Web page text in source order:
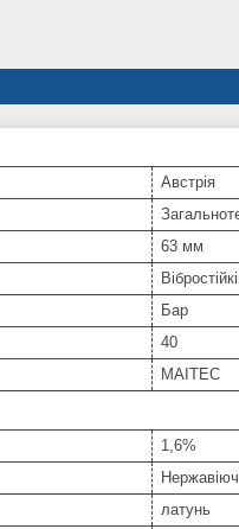
Австрія
63 мм
Бар
40
MAITEC
1,6%
латунь